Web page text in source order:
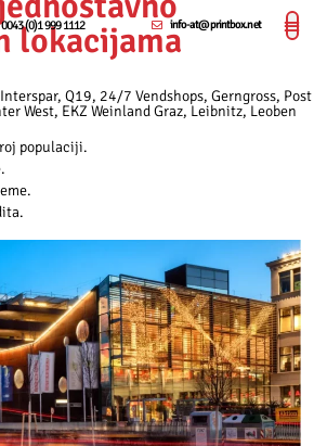
0043 (0)1 999 1112 info-at@printbox.net
lokacijama
Q19, 24/7 Vendshops, Gerngross, Post
West, EKZ Weinland Graz, Leibnitz, Leoben
populaciji.